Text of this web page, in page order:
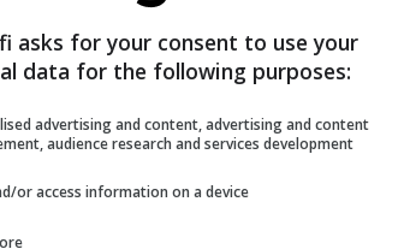
ndihmon Telegrafin në shumë
i gjuhës shqipe, Lluka:
mediat është jetike të zgjidhet
asks for your consent to use your
data for the following purposes:
advertising and content, advertising and content
audience research and services development
or access information on a device